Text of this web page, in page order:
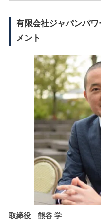
有限会社ジャパンパ
メント
取締役 熊谷 学